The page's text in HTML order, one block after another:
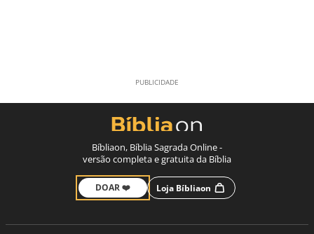
Bíbliaon, Bíblia Sagrada Online -
versão completa e gratuita da Bíblia
DOAR ❤️ Loja Bíbliaon